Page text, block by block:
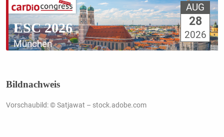
ESC 2026
München
AUG
28
2026
Bildnachweis
Vorschaubild: © Satjawat – stock.adobe.com